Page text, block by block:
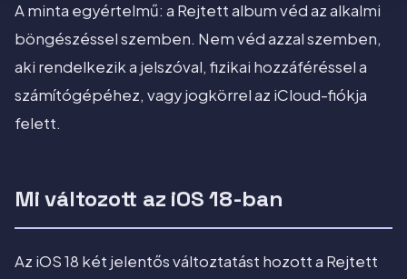
A minta egyértelmű: a Rejtett album véd az alkalmi
böngészéssel szemben. Nem véd azzal szemben,
aki rendelkezik a jelszóval, fizikai hozzáféréssel a
számítógépéhez, vagy jogkörrel az iCloud-fiókja
felett.
Mi változott az iOS 18-ban
Az iOS 18 két jelentős változtatást hozott a Rejtett